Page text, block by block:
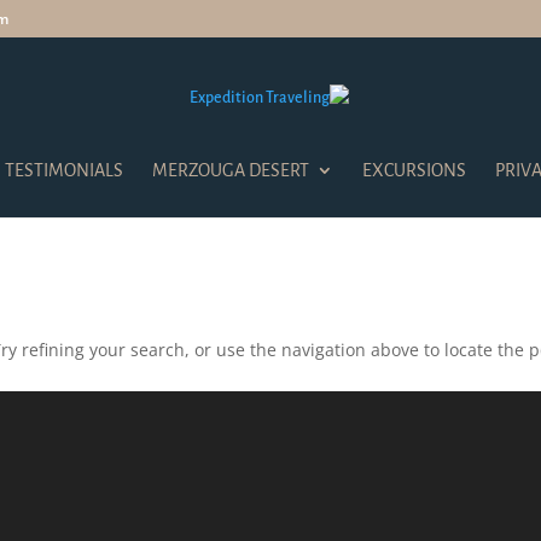
EXCURSIONS
MERZOUGA DESERT
TESTIMONIALS
refining your search, or use the navigation above to locate the